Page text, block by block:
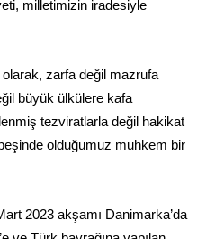
milletimizin iradesiyle
zarfa değil mazrufa
büyük ülkülere kafa
tezviratlarla değil hakikat
olduğumuz muhkem bir
2023 akşamı Danimarka’da